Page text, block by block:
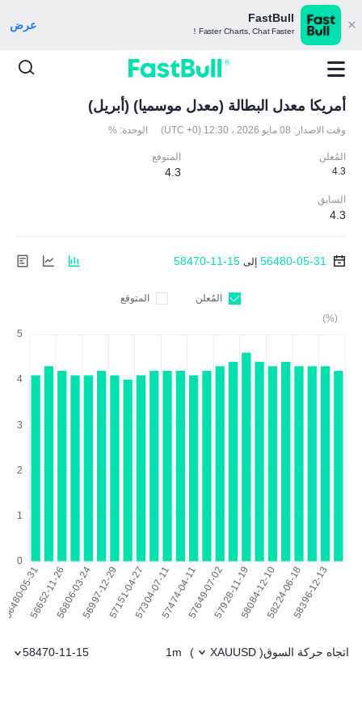
FastBull
Faster Charts, Chat Faster！ عرض
أمريكا معدل البطالة (معدل موسميا) (أبريل)
وقت الاصدار: 08 مايو 2026 ، 12:30 (UTC +0) الوحدة: %
المُعلن
4.3
المتوقع
4.3
السابق
4.3
56480-05-31 إلى 58470-11-15
المُعلن
المتوقع
(%)
اتجاه حركة السوق(
XAUUSD
)
1m
58470-11-15